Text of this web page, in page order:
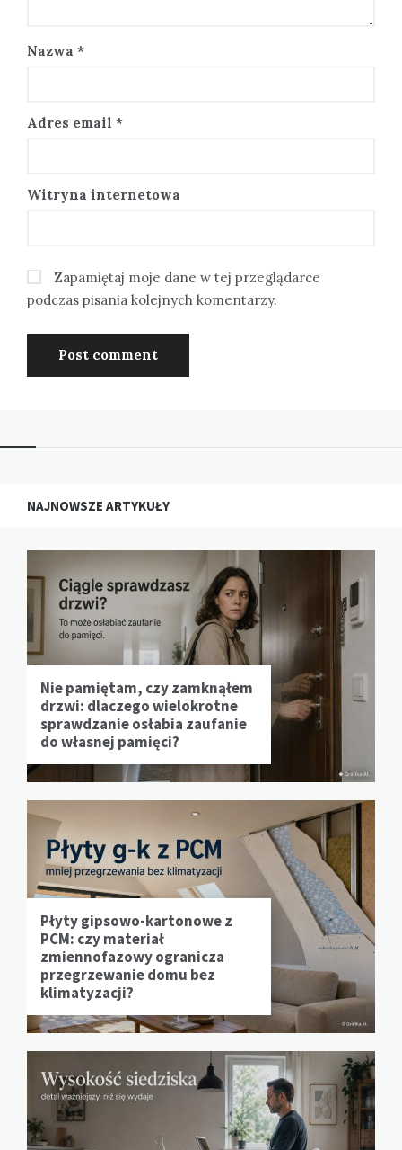
Nazwa *
Adres email *
Witryna internetowa
Zapamiętaj moje dane w tej przeglądarce
podczas pisania kolejnych komentarzy.
NAJNOWSZE ARTYKUŁY
Nie pamiętam, czy zamknąłem
drzwi: dlaczego wielokrotne
sprawdzanie osłabia zaufanie
do własnej pamięci?
Płyty gipsowo-kartonowe z
PCM: czy materiał
zmiennofazowy ogranicza
przegrzewanie domu bez
klimatyzacji?